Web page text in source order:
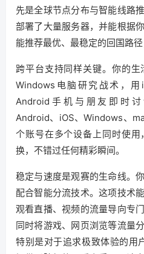
先是全球节点分布与智能线路
部署了大量服务器，并能根据
能推荐最优、最稳定的回国路
跨平台支持同样关键。你的
Windows电脑研究战术，
Android手机与朋友即时
Android、iOS、Windows、
个账号在多个设备上同时使
换，不错过任何精彩瞬间。
稳定与速度是观赛的生命线。
配合智能分流技术。这项技术
观看直播、视频的流量导向专
同时将游戏、网页浏览等流量
特别是对于追求极致体验的用